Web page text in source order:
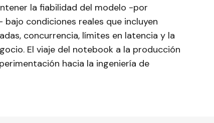
la fiabilidad del modelo -por
condiciones reales que incluyen
concurrencia, límites en latencia y la
El viaje del notebook a la producción
hacia la ingeniería de